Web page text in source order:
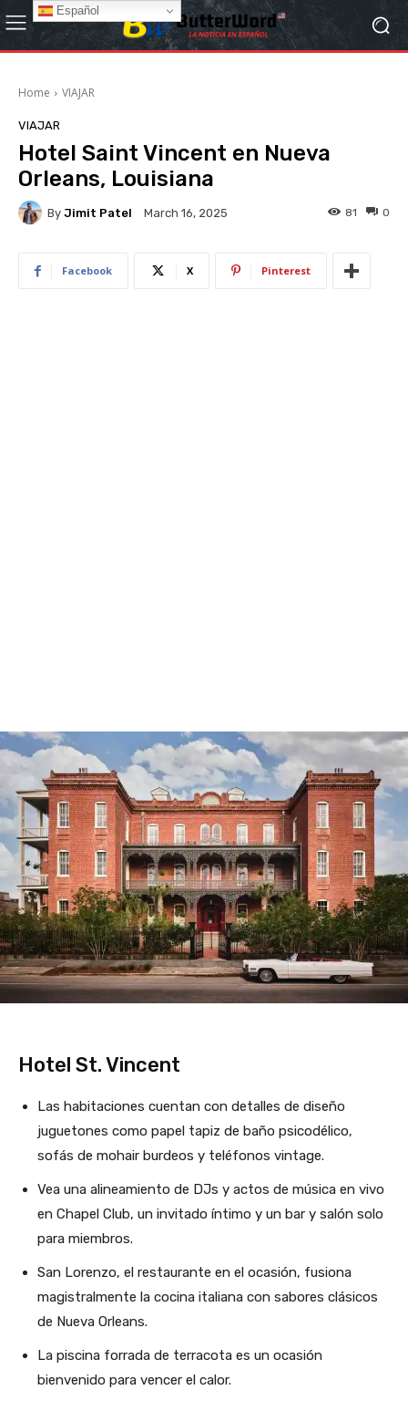
Home VIAJAR
VIAJAR
Hotel Saint Vincent en Nueva
Orleans, Louisiana
By Jimit Patel March 16, 2025 0
81
Facebook X Pinterest
Hotel St. Vincent
Las habitaciones cuentan con detalles de diseño
juguetones como papel tapiz de baño psicodélico,
sofás de mohair burdeos y teléfonos vintage.
Vea una alineamiento de DJs y actos de música en vivo
en Chapel Club, un invitado íntimo y un bar y salón solo
para miembros.
San Lorenzo, el restaurante en el ocasión, fusiona
magistralmente la cocina italiana con sabores clásicos
de Nueva Orleans.
La piscina forrada de terracota es un ocasión
bienvenido para vencer el calor.
Español